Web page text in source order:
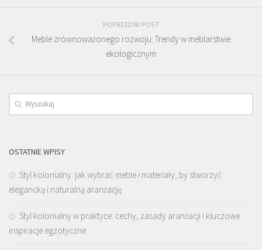
POPRZEDNI POST
Meble zrównoważonego rozwoju: Trendy w meblarstwie
ekologicznym
OSTATNIE WPISY
Styl kolonialny: jak wybrać meble i materiały, by stworzyć
elegancką i naturalną aranżację
Styl kolonialny w praktyce: cechy, zasady aranżacji i kluczowe
inspiracje egzotyczne